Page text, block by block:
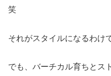
笑
それがスタイルになるわけ
でも、バーチカル育ちとス